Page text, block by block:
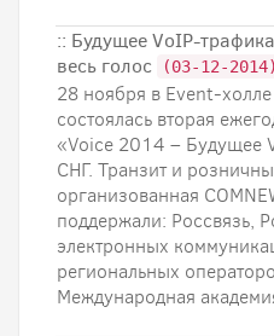
:: Будущее VoIP-
весь голос
(03-12-2014)
28 ноября в Event-
состоялась вторая
«Voice 2014 – Будущее
СНГ. Транзит и
организованная
поддержали: Россвязь,
электронных
региональных
Международная